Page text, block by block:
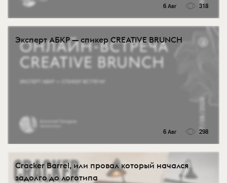
6 Авг 318
Эксперт АБКР — спикер CREATIVE BRUNCH
6 Авг 298
Cracker Barrel, или провал который начался
задолго до логотипа